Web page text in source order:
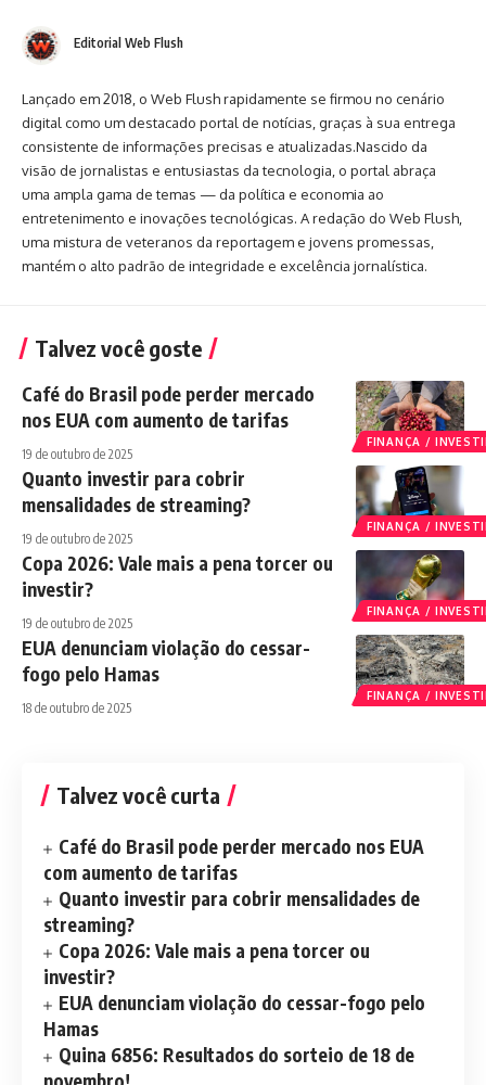
Editorial Web Flush
Lançado em 2018, o Web Flush rapidamente se firmou no cenário
digital como um destacado portal de notícias, graças à sua entrega
consistente de informações precisas e atualizadas.Nascido da
visão de jornalistas e entusiastas da tecnologia, o portal abraça
uma ampla gama de temas — da política e economia ao
entretenimento e inovações tecnológicas. A redação do Web Flush,
uma mistura de veteranos da reportagem e jovens promessas,
mantém o alto padrão de integridade e excelência jornalística.
Talvez você goste
FINANÇA /
Café do Brasil pode perder mercado
nos EUA com aumento de tarifas
19 de outubro de 2025
FINANÇA /
Quanto investir para cobrir
mensalidades de streaming?
19 de outubro de 2025
FINANÇA /
Copa 2026: Vale mais a pena torcer ou
investir?
19 de outubro de 2025
FINANÇA /
EUA denunciam violação do cessar-
fogo pelo Hamas
18 de outubro de 2025
Talvez você curta
Café do Brasil pode perder mercado nos EUA
com aumento de tarifas
Quanto investir para cobrir mensalidades de
streaming?
Copa 2026: Vale mais a pena torcer ou
investir?
EUA denunciam violação do cessar-fogo pelo
Hamas
Quina 6856: Resultados do sorteio de 18 de